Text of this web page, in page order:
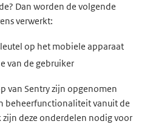
Dan worden de volgende
verwerkt:
op het mobiele apparaat
van de gebruiker
van Sentry zijn opgenomen
beheerfunctionaliteit vanuit de
deze onderdelen nodig voor